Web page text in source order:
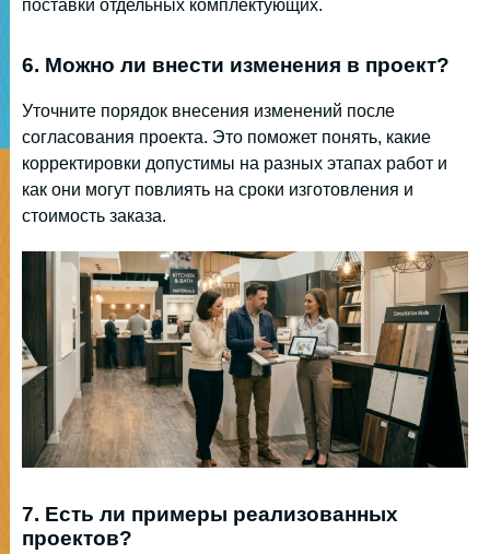
поставки отдельных комплектующих.
6. Можно ли внести изменения в проект?
Уточните порядок внесения изменений после
согласования проекта. Это поможет понять, какие
корректировки допустимы на разных этапах работ и
как они могут повлиять на сроки изготовления и
стоимость заказа.
7. Есть ли примеры реализованных
проектов?